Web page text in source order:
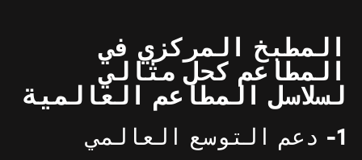
المطبخ المركزي في
المطاعم كحل مثالي
لسلاسل المطاعم العالمية
1- دعم التوسع العالمي